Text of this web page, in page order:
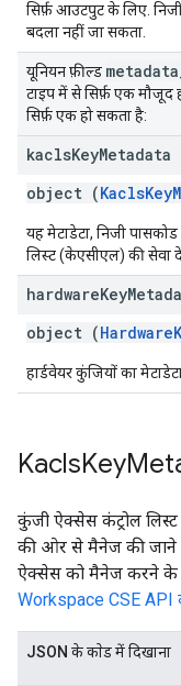
सिर्फ़ आउटपुट के लिए.
बदला नहीं जा सकता.
यूनियन फ़ील्ड metadata
टाइप में से सिर्फ़ एक मौजूद
सिर्फ़ एक हो सकता है:
kaclsKeyMetadata
object (
यह मेटाडेटा, निजी
लिस्ट (केएसीएल) की सेवा
hardwareKey
object (
हार्डवेयर कुंजियों का
KaclsKey
कुंजी ऐक्सेस कंट्रोल
की ओर से मैनेज की जाने
ऐक्सेस को मैनेज करने के
Workspace CSE API
JSON के काेड में दिखाना